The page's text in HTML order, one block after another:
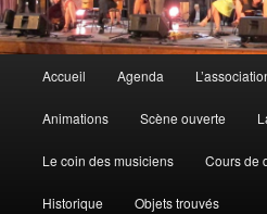
Aller au contenu principal
Aller au contenu secondaire
Accueil Agenda
Animations Scène ouverte
Le coin des musiciens Cours de
Historique Objets trouvés